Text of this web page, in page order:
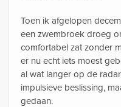
Toen ik afgelopen
een zwembroek droeg
comfortabel zat zonder
er nu echt iets moest
al wat langer op de
impulsieve beslissing,
gedaan.